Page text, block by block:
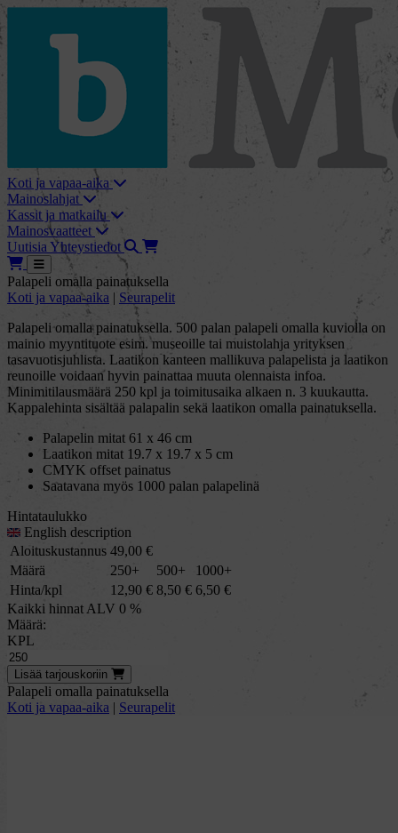
skip_to_content
bMore
Koti ja vapaa-aika
Mainoslahjat
Kassit ja matkailu
Mainosvaatteet
Uutisia Yhteystiedot HakuTarjouskori
Tarjouskori
Avaa
Palapeli omalla painatuksella
Koti ja vapaa-aika | Seurapelit
Palapeli omalla painatuksella. 500 palan palapeli omalla kuviolla on
mainio myyntituote esim. museoille tai muistolahja yrityksen
tasavuotisjuhlista. Laatikon kanteen mallikuva palapelista ja laatikon
reunoille voidaan hyvin painattaa muuta olennaista infoa.
Minimitilausmäärä 250 kpl ja toimitusaika alkaen n. 3 kuukautta.
Kappalehinta sisältää palapalin sekä laatikon omalla painatuksella.
Palapelin mitat 61 x 46 cm
Laatikon mitat 19.7 x 19.7 x 5 cm
CMYK offset painatus
Saatavana myös 1000 palan palapelinä
Hintataulukko
English description
Aloituskustannus 49,00 €
Määrä
250+ 500+
1000+
Hinta/kpl
12,90 € 8,50 € 6,50 €
Kaikki hinnat ALV 0 %
Määrä:
KPL
Lisää tarjous koriin
Palapeli omalla painatuksella
Koti ja vapaa-aika | Seurapelit